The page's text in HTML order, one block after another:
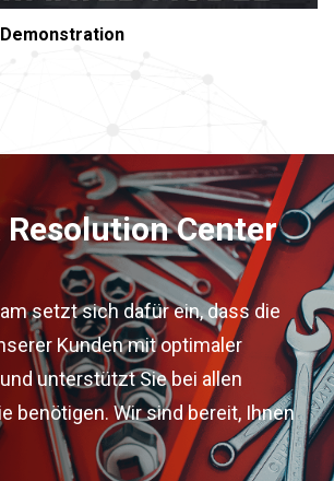
Demonstration
Resolution Center
setzt sich dafür ein, dass die
Kunden mit optimaler
unterstützt Sie bei allen
benötigen. Wir sind bereit, Ihnen